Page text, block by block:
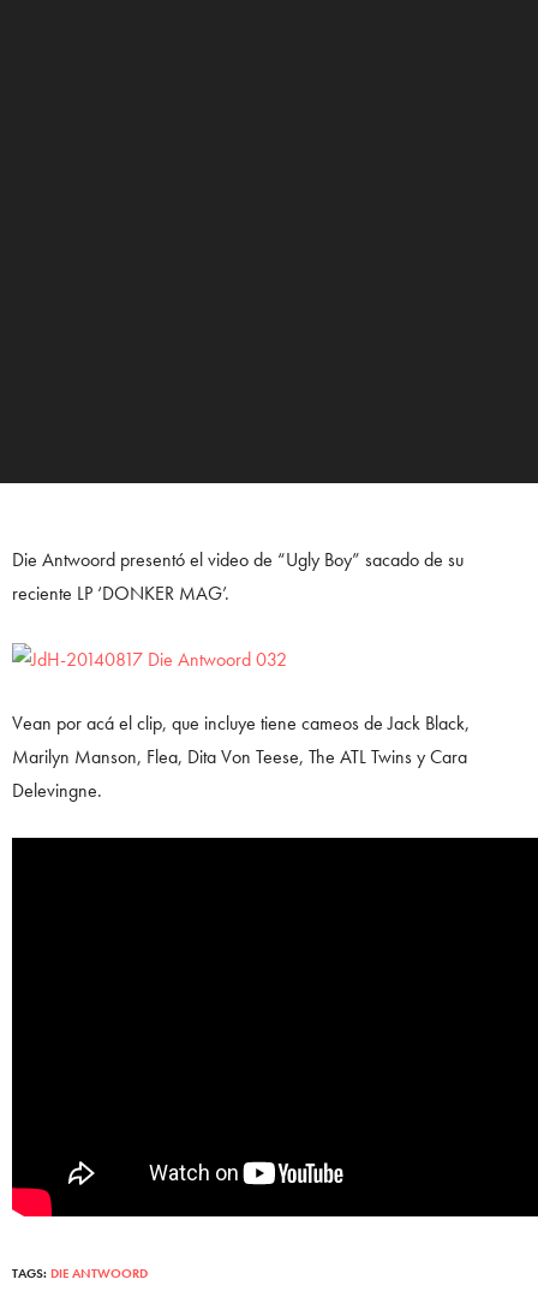
Die Antwoord presentó el video de “Ugly Boy” sacado de su
reciente LP ‘DONKER MAG’.
Vean por acá el clip, que incluye tiene cameos de Jack Black,
Marilyn Manson, Flea, Dita Von Teese, The ATL Twins y Cara
Delevingne.
TAGS: DIE ANTWOORD